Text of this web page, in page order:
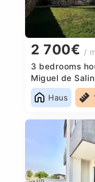
2 700€ /
3 bedrooms
Miguel de
Haus